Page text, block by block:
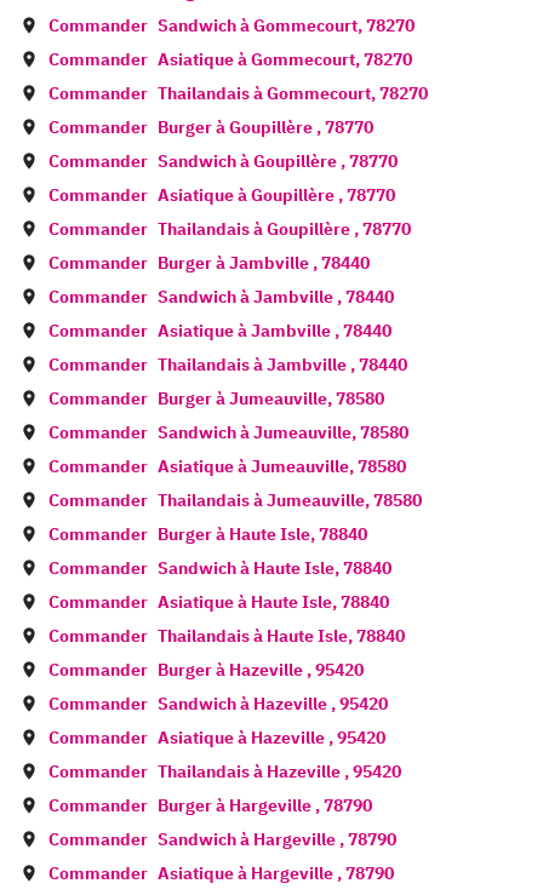
Commander Sandwich àGommecourt,78270
Commander Asiatique àGommecourt,78270
Commander Thailandais àGommecourt,78270
Commander Burger àGoupillère ,78770
Commander Sandwich àGoupillère ,78770
Commander Asiatique àGoupillère ,78770
Commander Thailandais àGoupillère ,78770
Commander Burger àJambville ,78440
Commander Sandwich àJambville ,78440
Commander Asiatique àJambville ,78440
Commander Thailandais àJambville ,78440
Commander Burger àJumeauville,78580
Commander Sandwich àJumeauville,78580
Commander Asiatique àJumeauville,78580
Commander Thailandais àJumeauville,78580
Commander Burger à Haute Isle,78840
Commander Sandwich à Haute Isle,78840
Commander Asiatique à Haute Isle,78840
Commander Thailandais à Haute Isle,78840
Commander Burger à Hazeville ,95420
Commander Sandwich à Hazeville ,95420
Commander Asiatique à Hazeville ,95420
Commander Thailandais à Hazeville ,95420
Commander Burger à Hargeville ,78790
Commander Sandwich à Hargeville ,78790
Commander Asiatique à Hargeville ,78790